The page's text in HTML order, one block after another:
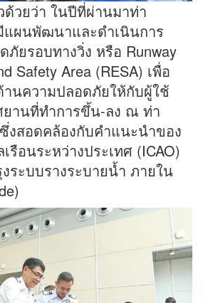
วยว่า ในปีที่ผ่านมาท่า
แผนพัฒนาและดำเนินการ
ยรอบทางวิ่ง หรือ Runway
Safety Area (RESA) เพื่อ
านความปลอดภัยให้กับผู้ใช้
ยานที่ทำการขึ้น-ลง ณ ท่า
งสอดคล้องกับคำแนะนำของ
รือนระหว่างประเทศ (ICAO)
ระบบรางระบายน้ำ ภายใน